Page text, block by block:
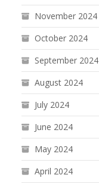
November 2024
October 2024
September 2024
August 2024
July 2024
June 2024
May 2024
April 2024